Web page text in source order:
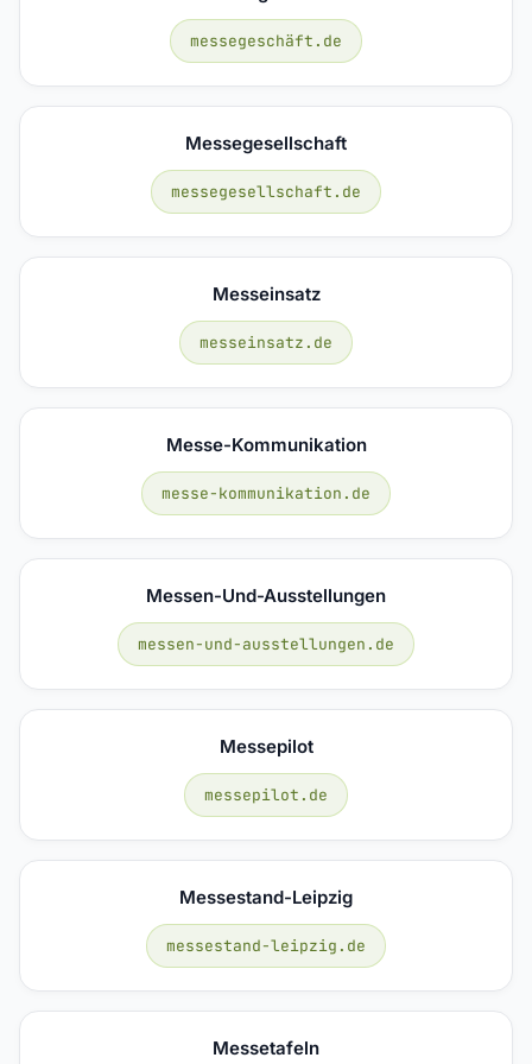
messegeschäft.de
Messegesellschaft
messegesellschaft.de
Messeinsatz
messeinsatz.de
Messe-Kommunikation
messe-kommunikation.de
Messen-Und-Ausstellungen
messen-und-ausstellungen.de
Messepilot
messepilot.de
Messestand-Leipzig
messestand-leipzig.de
Messetafeln